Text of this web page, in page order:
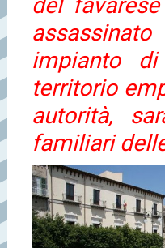
impianto
territorio
autorità,
familiari